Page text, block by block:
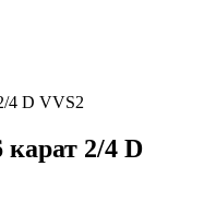
4 D VVS2
2/4 D